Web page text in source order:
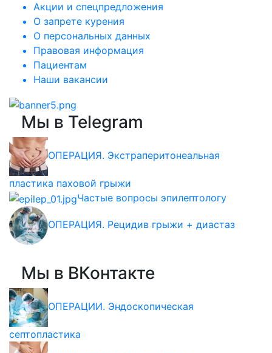
Акции и спецпредложения
О запрете курения
О персональных данных
Правовая информация
Пациентам
Наши вакансии
Мы в Telegram
ОПЕРАЦИЯ. Экстраперитонеальная
пластика паховой грыжи
Частые вопросы эпилептологу
ОПЕРАЦИЯ. Рецидив грыжи + диастаз
Мы в ВКонтакте
ОПЕРАЦИИ. Эндоскопическая
септопластика